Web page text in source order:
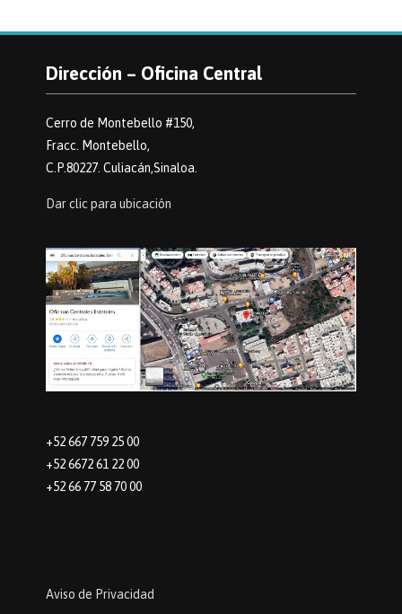
Dirección – Oficina Central
Cerro de Montebello #150,
Fracc. Montebello,
C.P.80227. Culiacán,Sinaloa.
Dar clic para ubicación
+52 667 759 25 00
+52 6672 61 22 00
+52 66 77 58 70 00
Aviso de Privacidad